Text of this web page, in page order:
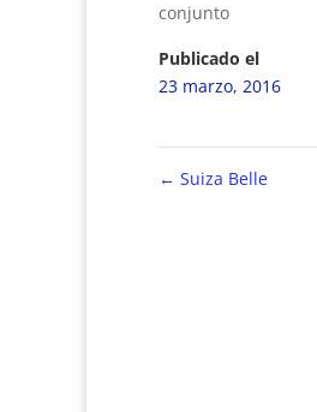
conjunto
Publicado el
23 marzo, 2016
← Suiza Belle